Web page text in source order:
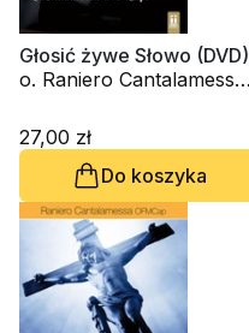
Głosić żywe Słowo (DVD)
o. Raniero Cantalamessa
27,00 zł
Do koszyka